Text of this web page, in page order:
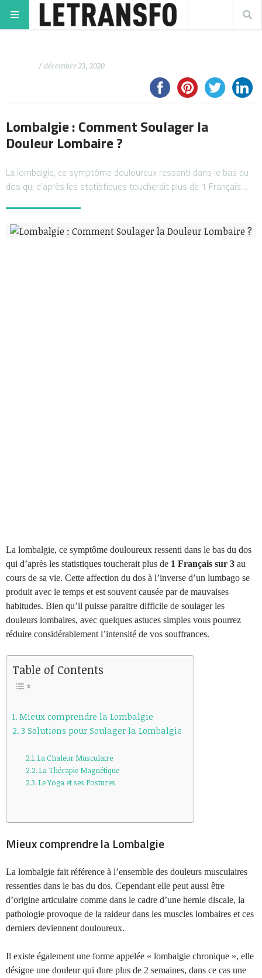
/ décembre 23, 2020
Lombalgie : Comment Soulager la
Douleur Lombaire ?
La lombalgie, ce symptôme douloureux ressenti dans le bas du
dos qui d’après les statistiques toucherait plus de 1 Français…
La lombalgie, ce symptôme douloureux ressenti dans le bas du dos
qui d’après les statistiques toucherait plus de 1 Français sur 3 au
cours de sa vie. Cette affection du dos à l’inverse d’un lumbago se
produit avec le temps et est souvent causée par de mauvaises
habitudes. Bien qu’il puisse paraitre difficile de soulager les
douleurs lombaires, avec quelques astuces simples vous pourrez
réduire considérablement l’intensité de vos souffrances.
Table of Contents
Mieux comprendre la Lombalgie
3 Solutions pour Soulager la Lombalgie
La Chaleur Musculaire
La Thérapie Magnétique
Le Yoga et ses Postures
Mieux comprendre la Lombalgie
La lombalgie fait référence à l’ensemble des douleurs musculaires
ressenties dans le bas du dos. Cependant elle peut aussi être
d’origine articulaire comme dans le cadre d’une hernie discale, la
pathologie provoque de la raideur dans les muscles lombaires et ces
derniers deviennent douloureux.
Il existe également une forme appelée « lombalgie chronique », elle
désigne une douleur qui dure plus de 2 semaines, dans ce cas une